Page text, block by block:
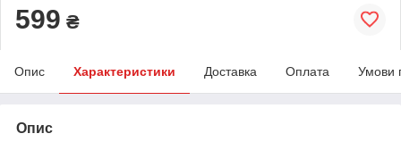
599 ₴
Опис Характеристики Доставка Оплата Умови
Опис